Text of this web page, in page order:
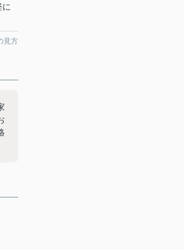
見方